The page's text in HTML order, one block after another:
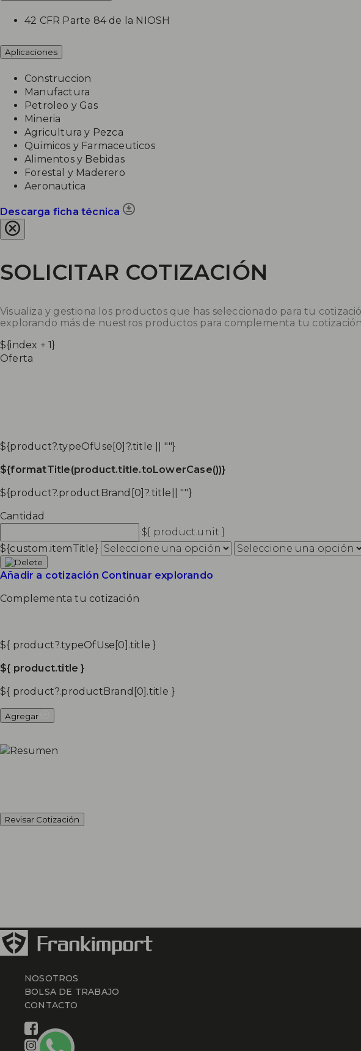
42 CFR Parte 84 de la NIOSH
Aplicaciones
Construccion
Manufactura
Petroleo y Gas
Mineria
Agricultura y Pezca
Quimicos y Farmaceuticos
Alimentos y Bebidas
Forestal y Maderero
Aeronautica
Descarga ficha técnica
SOLICITAR COTIZACIÓN
Visualiza y gestiona los productos que has seleccionado para tu
explorando más de nuestros productos para complementa tu
${index + 1}
Oferta
${product?.typeOfUse[0]?.title || ""}
${formatTitle(product.title.toLowerCase())}
${product?.productBrand[0]?.title|| ""}
Cantidad
${ product.unit }
${custom.itemTitle}
Añadir a cotización Continuar explorando
Complementa tu cotización
${ product?.typeOfUse[0].title }
${ product.title }
${ product?.productBrand[0].title }
Agregar
Revisar Cotización
NOSOTROS
BOLSA DE TRABAJO
CONTACTO